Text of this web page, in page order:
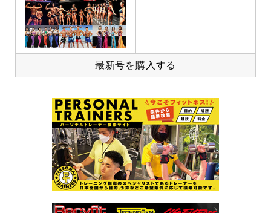
最新号を購入する